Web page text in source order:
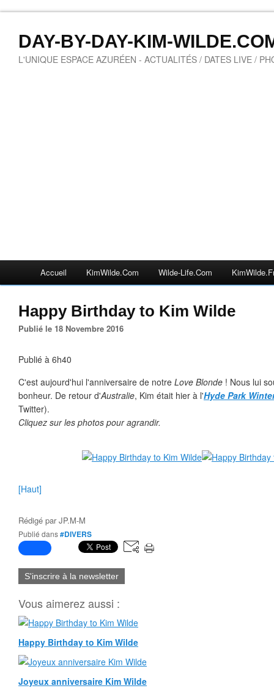
DAY-BY-DAY-KIM-
L'UNIQUE ESPACE AZURÉEN - ACTUALITÉS / DATES LIVE /
Accueil KimWilde.com Wilde-Life.com
Happy Birthday to Kim Wilde
Publié le 18 Novembre 2016
Publié à 6h40
C'est aujourd'hui l'anniversaire de notre Love Blonde ! Nous lui
bonheur. De retour d'Australie, Kim était hier à l'Hyde Park
Twitter).
Cliquez sur les photos pour agrandir.
[Haut]
Rédigé parJP.M-M
Publié dans#DIVERS
S'inscrire à la newsletter
Vous aimerez aussi :
Happy Birthday to Kim Wilde
Joyeux anniversaire Kim Wilde